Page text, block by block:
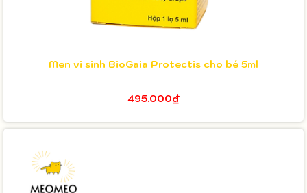
Men vi sinh BioGaia Protectis cho bé 5ml
495.000₫